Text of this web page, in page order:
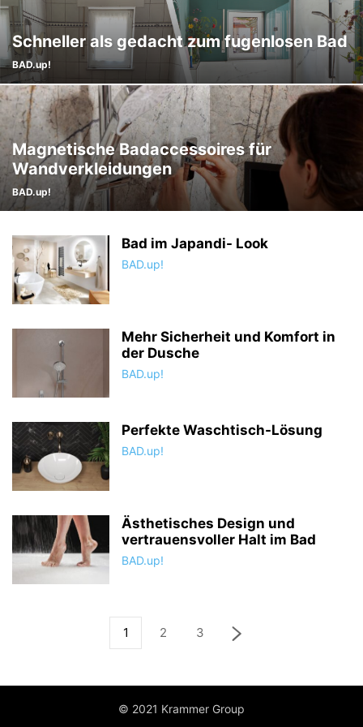
Schneller als gedacht zum fugenlosen Bad
BAD.up!
Magnetische Badaccessoires für
Wandverkleidungen
BAD.up!
Bad im Japandi- Look
BAD.up!
Mehr Sicherheit und Komfort in
der Dusche
BAD.up!
Perfekte Waschtisch-Lösung
BAD.up!
Ästhetisches Design und
vertrauensvoller Halt im Bad
BAD.up!
1 2 3
© 2021 Krammer Group